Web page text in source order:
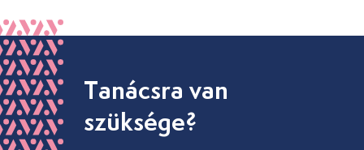
Tanácsra van
szüksége?